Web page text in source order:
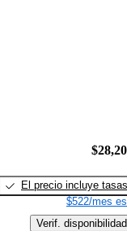
El precio incluye tasas
$522/mes
Verif. disponibilidad